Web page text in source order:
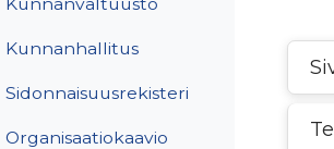
Kunnanhallitus
Sidonnaisuusrekisteri
Organisaatiokaavio